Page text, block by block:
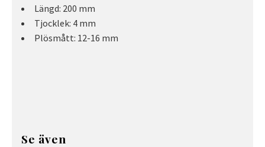
Längd: 200 mm
Tjocklek: 4 mm
Plösmått: 12-16 mm
Se även